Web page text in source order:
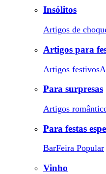
Insólitos
Artigos de
Artigos para
Artigos festivos
Para surpresas
Artigos
Para festas
BarFeira Popular
Vinho